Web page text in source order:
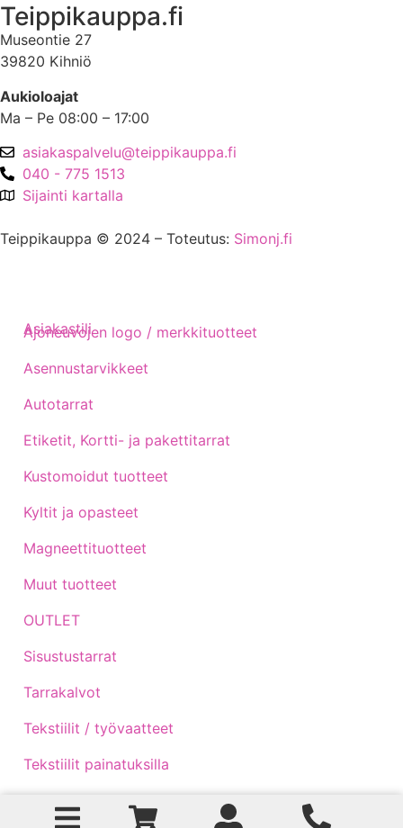
Teippikauppa.fi
Museontie 27
39820 Kihniö
Aukioloajat
Ma – Pe 08:00 – 17:00
asiakaspalvelu@teippikauppa.fi
040 - 775 1513
Sijainti kartalla
Teippikauppa © 2024 – Toteutus: Simonj.fi
Ajoneuvojen logo / merkkituotteet
Asennustarvikkeet
Autotarrat
Etiketit, Kortti- ja pakettitarrat
Kustomoidut tuotteet
Kyltit ja opasteet
Magneettituotteet
Muut tuotteet
OUTLET
Sisustustarrat
Tarrakalvot
Tekstiilit / työvaatteet
Tekstiilit painatuksilla
Asiakastili